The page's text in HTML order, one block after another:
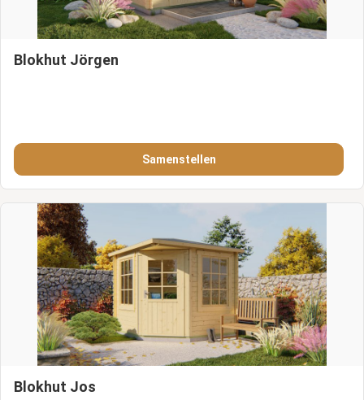
Blokhut Jörgen
Samenstellen
Blokhut Jos